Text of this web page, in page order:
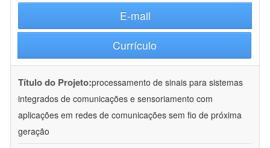
E-mail
Currículo
Título do Projeto:processamento de sinais para sistemas
integrados de comunicações e sensoriamento com
aplicações em redes de comunicações sem fio de próxima
geração